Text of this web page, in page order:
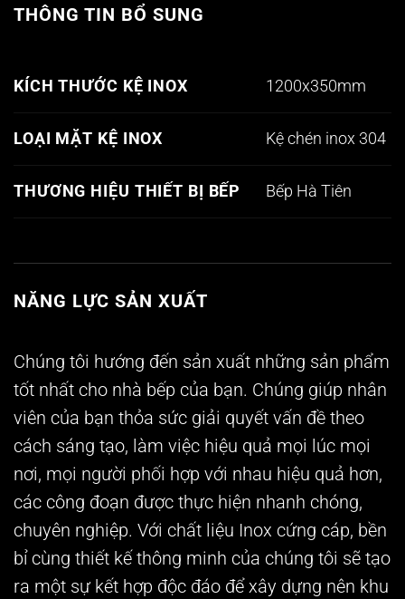
THÔNG TIN BỔ SUNG
KÍCH THƯỚC KỆ INOX 1200x350mm
LOẠI MẶT KỆ INOX Kệ chén inox 304
THƯƠNG HIỆU THIẾT BỊ BẾP Bếp Hà Tiên
NĂNG LỰC SẢN XUẤT
Chúng tôi hướng đến sản xuất những sản phẩm
tốt nhất cho nhà bếp của bạn. Chúng giúp nhân
viên của bạn thỏa sức giải quyết vấn đề theo
cách sáng tạo, làm việc hiệu quả mọi lúc mọi
nơi, mọi người phối hợp với nhau hiệu quả hơn,
các công đoạn được thực hiện nhanh chóng,
chuyên nghiệp. Với chất liệu Inox cứng cáp, bền
bỉ cùng thiết kế thông minh của chúng tôi sẽ tạo
ra một sự kết hợp độc đáo để xây dựng nên khu